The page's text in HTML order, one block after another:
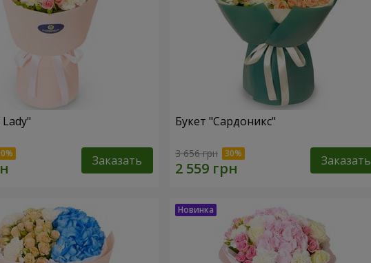
Заказать
Букет "Сардоникс"
3 656 грн Заказать